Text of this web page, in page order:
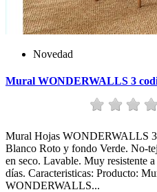
Novedad
Mural WONDERWALLS 3
Mural Hojas WONDERWALLS
Blanco Roto y fondo Verde. No-
en seco. Lavable. Muy resistente
días. Caracteristicas: Producto:
WONDERWALLS...